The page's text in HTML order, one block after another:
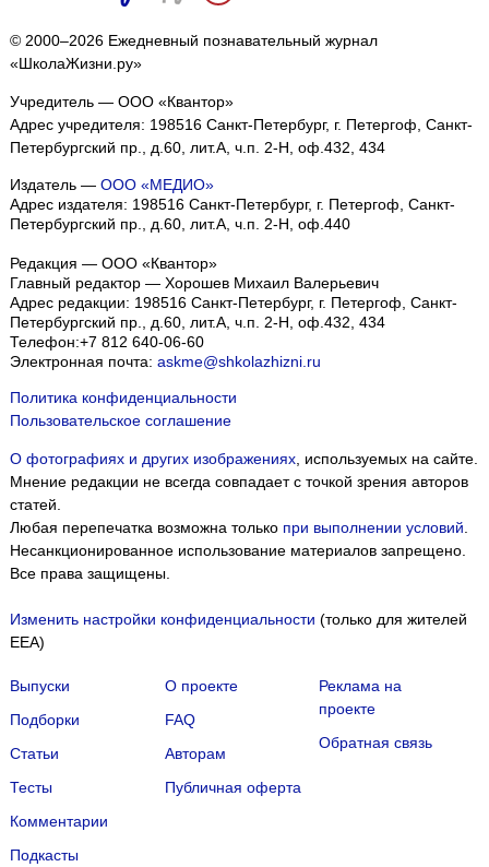
© 2000–2026 Ежедневный познавательный журнал
«ШколаЖизни.ру»
Учредитель — ООО «Квантор»
Адрес учредителя: 198516 Санкт-Петербург, г. Петергоф, Санкт-
Петербургский пр., д.60, лит.А, ч.п. 2-Н, оф.432, 434
Издатель — ООО «МЕДИО»
Адрес издателя: 198516 Санкт-Петербург, г. Петергоф, Санкт-
Петербургский пр., д.60, лит.А, ч.п. 2-Н, оф.440
Редакция — ООО «Квантор»
Главный редактор — Хорошев Михаил Валерьевич
Адрес редакции: 198516 Санкт-Петербург, г. Петергоф Санкт-
Петербургский пр., д.60, лит.А, ч.п. 2-Н, оф.432, 434
Телефон:+7 812 640-06-60
Электронная почта: askme@shkolazhizni.ru
Политика конфиденциальности
Пользовательское соглашение
О фотографиях и других изображениях, используемых на сайте.
Мнение редакции не всегда совпадает с точкой зрения авторов
статей.
Любая перепечатка возможна только при выполнении условий
Несанкционированное использование материалов запрещено.
Все права защищены.
Изменить настройки конфиденциальности (только для жителей
EEA)
Выпуски
Подборки
Статьи
Тесты
Комментарии
Подкасты
О проекте
FAQ
Авторам
Публичная оферта
Реклама на
проекте
Обратная связь